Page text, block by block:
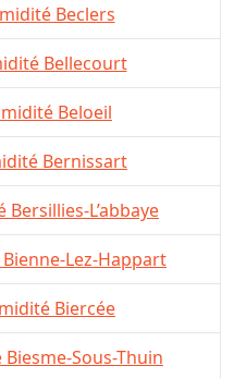
Beclers
Bellecourt
Beloeil
Bernissart
L’abbaye
Lez-Happart
Biercée
Sous-Thuin